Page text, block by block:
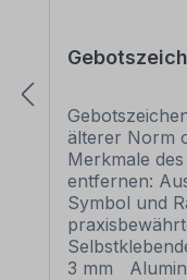
älterer Norm
Merkmale
entfernen:
Symbol und
3 mm